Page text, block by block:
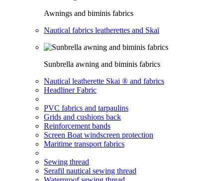
Awnings and biminis fabrics
Nautical fabrics leatherettes and Skaï
Sunbrella awning and biminis fabrics
Nautical leatherette Skai ® and fabrics
Headliner Fabric
PVC fabrics and tarpaulins
Grids and cushions back
Reinforcement bands
Screen Boat windscreen protection
Maritime transport fabrics
Sewing thread
Serafil nautical sewing thread